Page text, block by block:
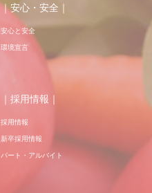
｜安心・安全｜
安心と安全
環境宣言
｜採用情報｜
採用情報
新卒採用情報
パート・アルバイト